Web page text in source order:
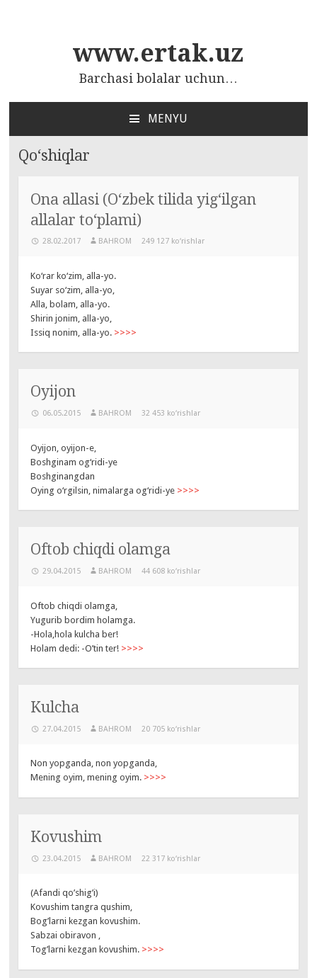
www.ertak.uz
Barchasi bolalar uchun…
MENYU
СОДЕРЖАНИЮ
Qo‘shiqlar
Ona allasi (O‘zbek tilida yig‘ilgan
allalar to‘plami)
28.02.2017 BAHROM 249 127 ko‘rishlar
Ko‘rar ko‘zim, alla-yo.
Suyar so‘zim, alla-yo,
Alla, bolam, alla-yo.
Shirin jonim, alla-yo,
Issiq nonim, alla-yo. >>>>
Oyijon
06.05.2015 BAHROM 32 453 ko‘rishlar
Oyijon, oyijon-e,
Boshginam og‘ridi-ye
Boshginangdan
Oying o‘rgilsin, nimalarga og‘ridi-ye >>>>
Oftob chiqdi olamga
29.04.2015 BAHROM 44 608 ko‘rishlar
Oftob chiqdi olamga,
Yugurib bordim holamga.
-Hola,hola kulcha ber!
Holam dedi: -O’tin ter! >>>>
Kulcha
27.04.2015 BAHROM 20 705 ko‘rishlar
Non yopganda, non yopganda,
Mening oyim, mening oyim. >>>>
Kovushim
23.04.2015 BAHROM 22 317 ko‘rishlar
(Afandi qo’shig’i)
Kovushim tangra qushim,
Bog’larni kezgan kovushim.
Sabzai obiravon ,
Tog’larni kezgan kovushim. >>>>